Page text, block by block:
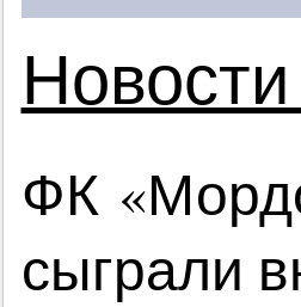
ФК
сыграли